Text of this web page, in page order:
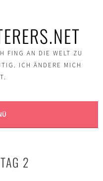
FING AN DIE WELT ZU
ICH ÄNDERE MICH
2